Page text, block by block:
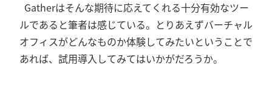
Gatherはそんな期待に応えてくれる十分有効なツー
ルであると筆者は感じている。とりあえずバーチャル
オフィスがどんなものか体験してみたいということで
あれば、試用導入してみてはいかがだろうか。